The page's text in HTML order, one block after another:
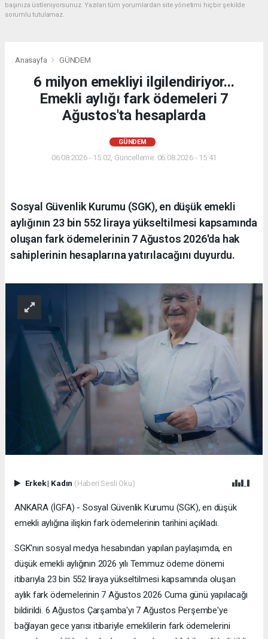
başınıza üstleniyorsunuz. Yazılan tüm yorumlardan site yönetimi hiçbir şekilde
sorumlu tutulamaz.
Anasayfa GÜNDEM
6 milyon emekliyi ilgilendiriyor...
Emekli aylığı fark ödemeleri 7
Ağustos'ta hesaplarda
GÜNDEM
06.08.2026 - 15:02, Güncelleme: 06.08.2026 - 15:41
Sosyal Güvenlik Kurumu (SGK), en düşük emekli
aylığının 23 bin 552 liraya yükseltilmesi kapsamında
oluşan fark ödemelerinin 7 Ağustos 2026'da hak
sahiplerinin hesaplarına yatırılacağını duyurdu.
Erkek| Kadın (Haberi Sesli Oku)
ANKARA (İGFA) - Sosyal Güvenlik Kurumu (SGK), en düşük
emekli aylığına ilişkin fark ödemelerinin tarihini açıkladı.
SGK'nın sosyal medya hesabından yapılan paylaşımda, en
düşük emekli aylığının 2026 yılı Temmuz ödeme dönemi
itibarıyla 23 bin 552 liraya yükseltilmesi kapsamında oluşan
aylık fark ödemelerinin 7 Ağustos 2026 Cuma günü yapılacağı
bildirildi. 6 Ağustos Çarşamba'yı 7 Ağustos Perşembe'ye
bağlayan gece yarısı itibariyle emeklilerin fark ödemelerini